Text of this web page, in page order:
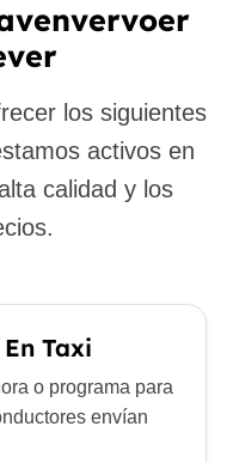
los siguientes
activos en
calidad y los
Taxi
o programa para
envían